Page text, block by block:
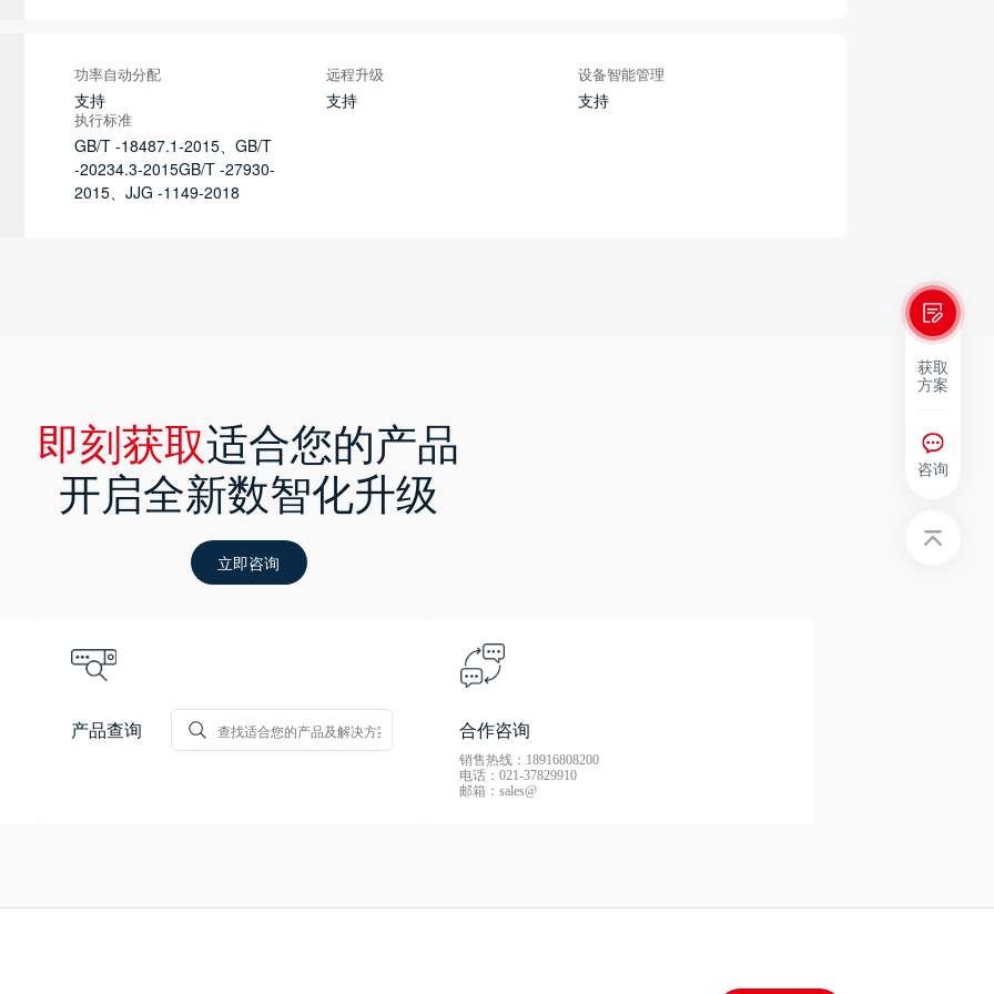
功率自动分配
支持
远程升级
支持
设备智能管理
支持
执行标准
GB/T -18487.1-2015、GB/T
-20234.3-2015GB/T -27930-
2015、JJG -1149-2018
即刻获取适合您的产品
开启全新数智化升级
立即咨询
产品查询 合作咨询
销售热线：18916808200
电话：021-37829910
邮箱：sales@
获取
方案
咨询